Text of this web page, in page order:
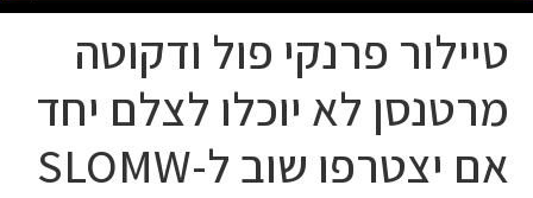
טיילור פרנקי פול ודקוטה
מרטנסן לא יוכלו לצלם יחד
אם יצטרפו שוב ל-SLOMW